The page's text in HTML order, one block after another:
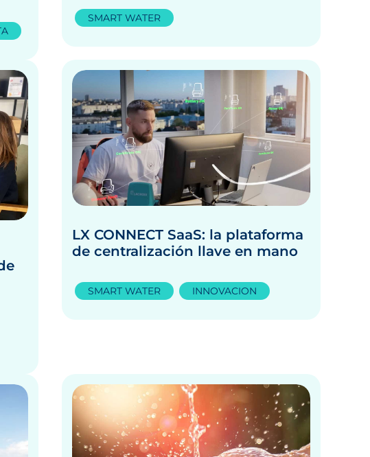
SMART WATER
LX CONNECT SaaS: la plataforma
de centralización llave en mano
SMART WATER INNOVACION